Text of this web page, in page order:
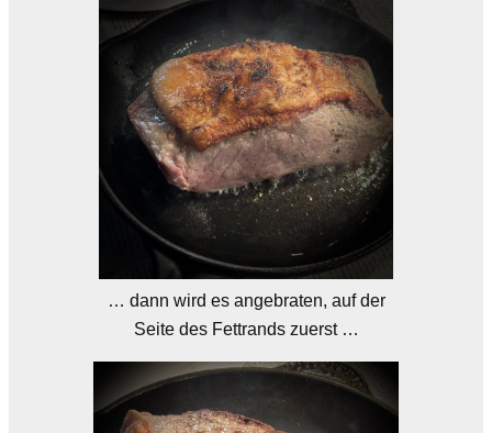
… dann wird es angebraten, auf der
Seite des Fettrands zuerst …